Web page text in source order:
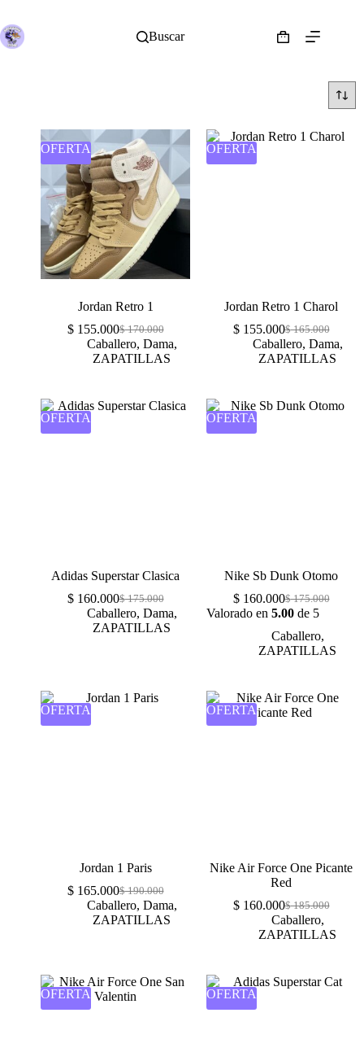
Buscar
OFERTA
Jordan Retro 1
$170.000
$155.000
Caballero, Dama,
ZAPATILLAS
OFERTA
Jordan Retro 1 Charol
$165.000
$155.000
Caballero, Dama,
ZAPATILLAS
OFERTA
Adidas Superstar Clasica
$175.000
$160.000
Caballero, Dama,
ZAPATILLAS
OFERTA
Nike Sb Dunk Otomo
$175.000
$160.000
Valorado en 5.00 de 5
Caballero,
ZAPATILLAS
OFERTA
Jordan 1 Paris
$190.000
$165.000
Caballero, Dama,
ZAPATILLAS
OFERTA
Nike Air Force One Picante
Red
$185.000
$160.000
Caballero,
ZAPATILLAS
OFERTA OFERTA